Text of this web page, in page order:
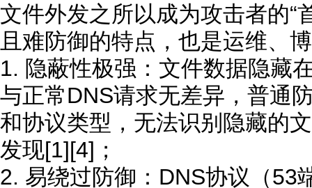
文件外发之所以成为攻击者的“
且难防御的特点，也是运维、
1. 隐蔽性极强：文件数据隐藏
与正常DNS请求无差异，普通
和协议类型，无法识别隐藏的
发现[1][4]；
2. 易绕过防御：DNS协议（53